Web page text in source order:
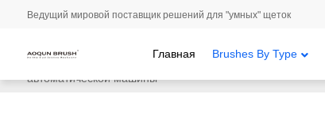
Ведущий мировой поставщик решений для "умных" щеток
Главная Brushes By Type
автоматической машины